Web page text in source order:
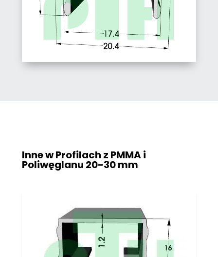
Inne w Profilach z PMMA i
Poliwęglanu 20-30 mm